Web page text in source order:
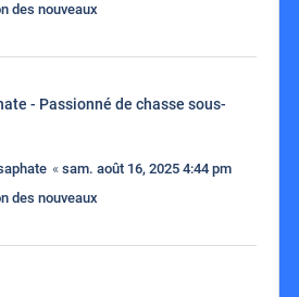
des nouveaux
- Passionné de chasse sous-
« sam. août 16, 2025 4:44 pm
des nouveaux